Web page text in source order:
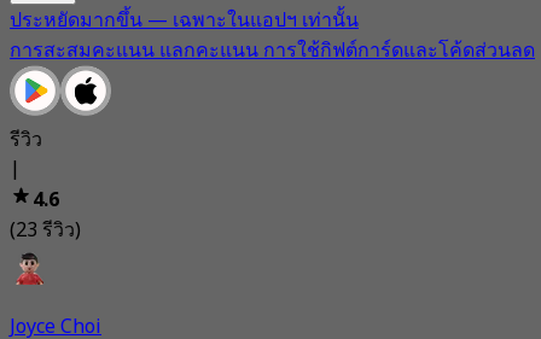
ประหยัดมากขึ้น — เฉพาะในแอปฯ เท่านั้น
การสะสมคะแนน แลกคะแนน การใช้กิฟต์การ์ดและโค้ดส่วนลด
รีวิว
|
4.6
(23 รีวิว)
Joyce Choi